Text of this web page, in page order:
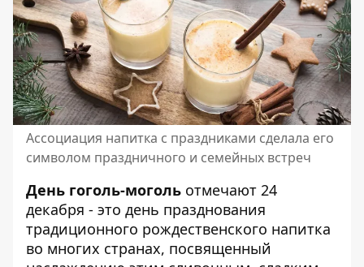
Ассоциация напитка с праздниками сделала его
символом праздничного и семейных встреч
День гоголь-моголь отмечают 24
декабря - это день празднования
традиционного рождественского напитка
во многих странах, посвященный